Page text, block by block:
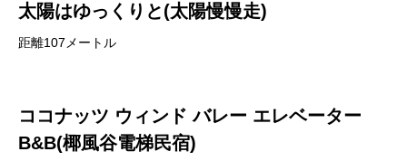
太陽はゆっくりと(太陽慢慢走)
距離107メートル
ココナッツ ウィンド バレー エレベーター
B&B(椰風谷電梯民宿)